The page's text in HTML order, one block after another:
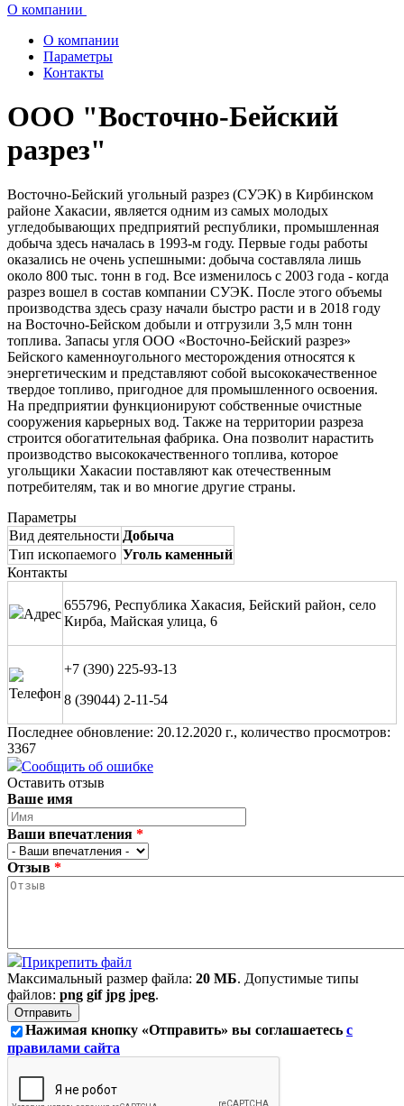
О компании
О компании
Параметры
Контакты
ООО "Восточно-Бейский
разрез"
Восточно-Бейский угольный разрез (СУЭК) в Кирбинском
районе Хакасии, является одним из самых молодых
угледобывающих предприятий республики, промышленная
добыча здесь началась в 1993-м году. Первые годы работы
оказались не очень успешными: добыча составляла лишь
около 800 тыс. тонн в год. Все изменилось с 2003 года - когда
разрез вошел в состав компании СУЭК. После этого объемы
производства здесь сразу начали быстро расти и в 2018 году
на Восточно-Бейском добыли и отгрузили 3,5 млн тонн
топлива. Запасы угля ООО «Восточно-Бейский разрез»
Бейского каменноугольного месторождения относятся к
энергетическим и представляют собой высококачественное
твердое топливо, пригодное для промышленного освоения.
На предприятии функционируют собственные очистные
сооружения карьерных вод. Также на территории разреза
строится обогатительная фабрика. Она позволит нарастить
производство высококачественного топлива, которое
угольщики Хакасии поставляют как отечественным
потребителям, так и во многие другие страны.
Параметры
Вид деятельности Добыча
Тип ископаемого Уголь каменный
Контакты
Адрес
655796, Республика Хакасия, Бейский район, село
Кирба, Майская улица, 6
Телефон
+7 (390) 225-93-13
8 (39044) 2-11-54
Последнее обновление: 20.12.2020 г., количество просмотров:
3367
Сообщить об ошибке
Оставить отзыв
Ваше имя
Ваши впечатления *
Отзыв *
Прикрепить файл
Максимальный размер файла: 20 МБ. Допустимые типы
файлов: png gif jpg jpeg.
Нажимая кнопку «Отправить» вы соглашаетесь с
правилами сайта